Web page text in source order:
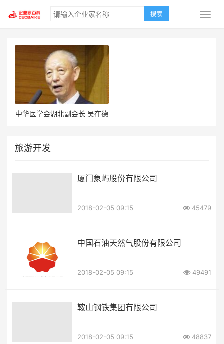
搜索
中华医学会湖北副会长 吴在德
旅游开发
厦门象屿股份有限公司
2018-02-05 09:15 45479
中国石油天然气股份有限公司
2018-02-05 09:15 49491
鞍山钢铁集团有限公司
2018-02-05 09:15 48837